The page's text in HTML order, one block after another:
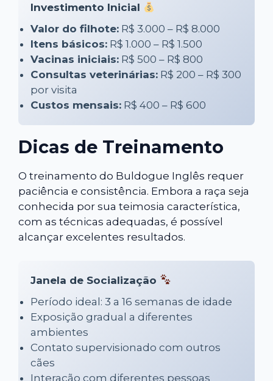
Investimento Inicial
Valor do filhote: R$ 3.000 – R$ 8.000
Itens básicos: R$ 1.000 – R$ 1.500
Vacinas iniciais: R$ 500 – R$ 800
Consultas veterinárias: R$ 200 – R$ 300
por visita
Custos mensais: R$ 400 – R$ 600
Dicas de Treinamento
O treinamento do Buldogue Inglês requer
paciência e consistência. Embora a raça seja
conhecida por sua teimosia característica,
com as técnicas adequadas, é possível
alcançar excelentes resultados.
Janela de Socialização
Período ideal: 3 a 16 semanas de idade
Exposição gradual a diferentes
ambientes
Contato supervisionado com outros
cães
Interação com diferentes pessoas